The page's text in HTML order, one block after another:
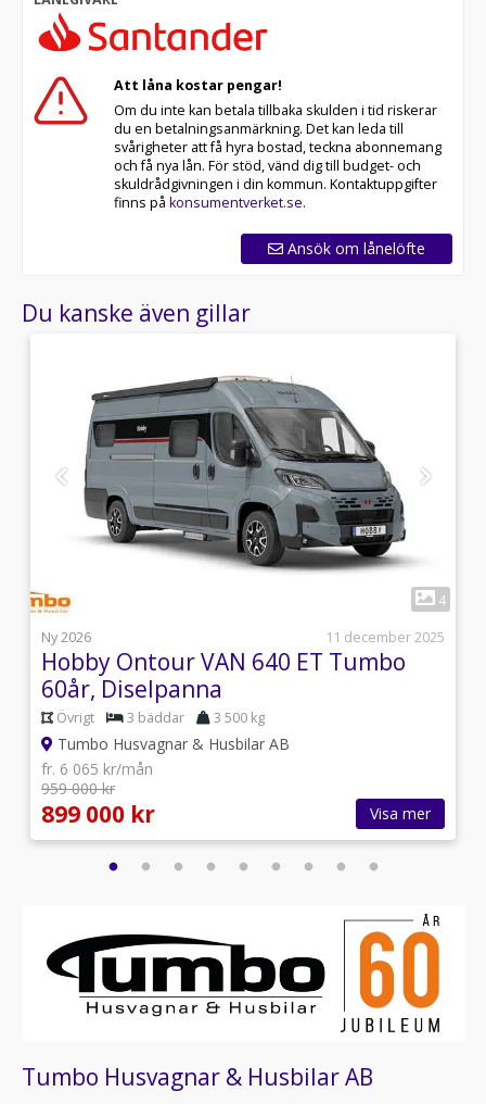
Att låna kostar pengar!
Om du inte kan betala tillbaka skulden i tid riskerar
du en betalningsanmärkning. Det kan leda till
svårigheter att få hyra bostad, teckna abonnemang
och få nya lån. För stöd, vänd dig till budget- och
skuldrådgivningen i din kommun. Kontaktuppgifter
finns på konsumentverket.se.
Ansök om lånelöfte
Du kanske även gillar
4
Ny 2026
11 december 2025
Hobby Ontour VAN 640 ET Tumbo
60år, Diselpanna
Övrigt 3 bäddar 3 500 kg
Tumbo Husvagnar & Husbilar AB
fr. 6 065 kr/mån
959 000 kr
899 000 kr Visa mer
Tumbo Husvagnar & Husbilar AB